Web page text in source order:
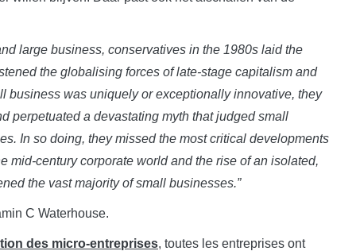
large business, conservatives in the 1980s laid the
the globalising forces of late-stage capitalism and
business was uniquely or exceptionally innovative, they
perpetuated a devastating myth that judged small
In so doing, they missed the most critical developments
mid-century corporate world and the rise of an isolated,
the vast majority of small businesses.”
C Waterhouse.
des micro-entreprises, toutes les entreprises ont